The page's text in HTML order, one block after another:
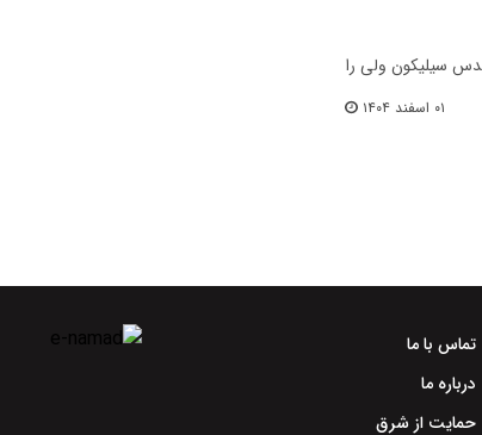
سیلیکون ولی را
۰۱ اسفند ۱۴۰۴
تماس با ما
درباره ما
حمایت از شرق